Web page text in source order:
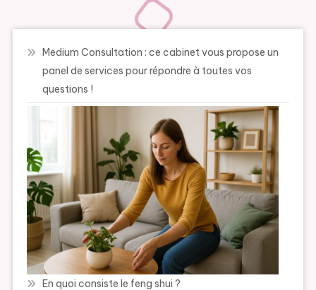
Medium Consultation : ce cabinet vous propose un
panel de services pour répondre à toutes vos
questions !
En quoi consiste le feng shui ?